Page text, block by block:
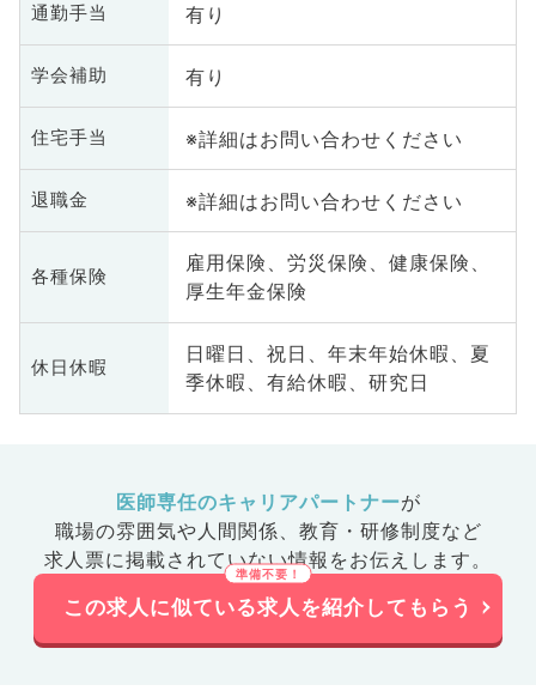
通勤手当 有り
学会補助 有り
住宅手当 ※詳細はお問い合わせください
退職金 ※詳細はお問い合わせください
各種保険
雇用保険、労災保険、健康保険、
厚生年金保険
休日休暇
日曜日、祝日、年末年始休暇、夏
季休暇、有給休暇、研究日
医師専任のキャリアパートナーが
職場の雰囲気や人間関係、 教育・研修制度など
求人票に掲載されていない情報をお伝えします。
この求人に似ている求人を紹介してもらう